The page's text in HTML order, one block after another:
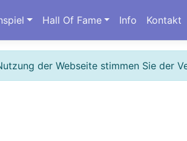
Hall Of Fame Info Kontakt
der Webseite stimmen Sie der